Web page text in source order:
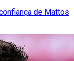
de Mattos